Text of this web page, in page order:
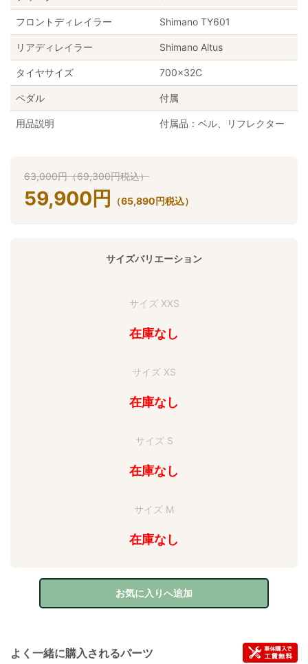
フロントディレイラー Shimano TY601
リアディレイラー Shimano Altus
タイヤサイズ 700×32C
ペダル 付属
用品説明 付属品：ベル、リフレクター
63,000円（69,300円税込）
59,900 円 （65,890円税込）
サイズバリエーション
サイズ XXS
在庫なし
サイズ XS
在庫なし
サイズ S
在庫なし
サイズ M
在庫なし
お気に入りへ追加
よく一緒に購入されるパーツ